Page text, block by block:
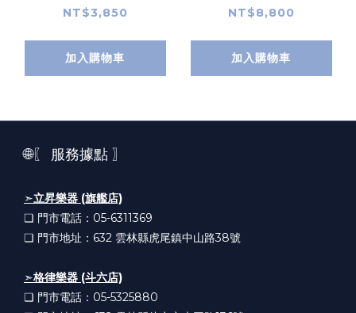
棗木配備＋楓木】
NT$3,850
加入購物車
NT$8,800
加入購物車
🌐〖 服務據點 〗
➣立昇樂器 (旗艦店)
❏ 門市電話：05-6311369
❏ 門市地址：632 雲林縣虎尾鎮中山路38號
➣格律樂器 (斗六店)
❏ 門市電話：05-5325880